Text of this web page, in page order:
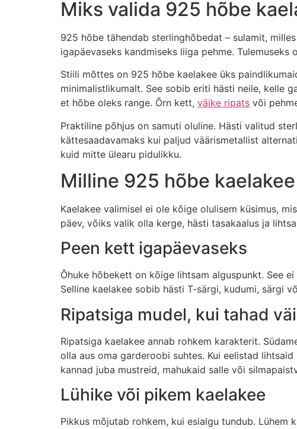
Miks valida 925 hõbe
925 hõbe tähendab sterlinghõbedat – sulamit,
igapäevaseks kandmiseks liiga pehme.
Stiili mõttes on 925 hõbe kaelakee üks
minimalistlikumalt. See sobib eriti hästi neile, kelle
et hõbe oleks range. Õrn kett, väike ripats või
Praktiline põhjus on samuti oluline. Hästi valitud
kättesaadavamaks kui paljud väärismetallist
kuid mitte ülearu pidulikku.
Milline 925 hõbe
Kaelakee valimisel ei ole kõige olulisem küsimus,
päev, võiks valik olla kerge, hästi tasakaalus ja
Peen kett igapäevaseks
Õhuke hõbekett on kõige lihtsam alguspunkt. See
Selline kaelakee sobib hästi T-särgi, kudumi, särgi
Ripatsiga mudel, kui tahad
Ripatsiga kaelakee annab rohkem karakterit.
olla aus oma garderoobi suhtes. Kui eelistad
kannad juba mustreid, mahukaid salle või
Lühike või pikem kaelakee
Pikkus mõjutab rohkem, kui esialgu tundub. Lühem